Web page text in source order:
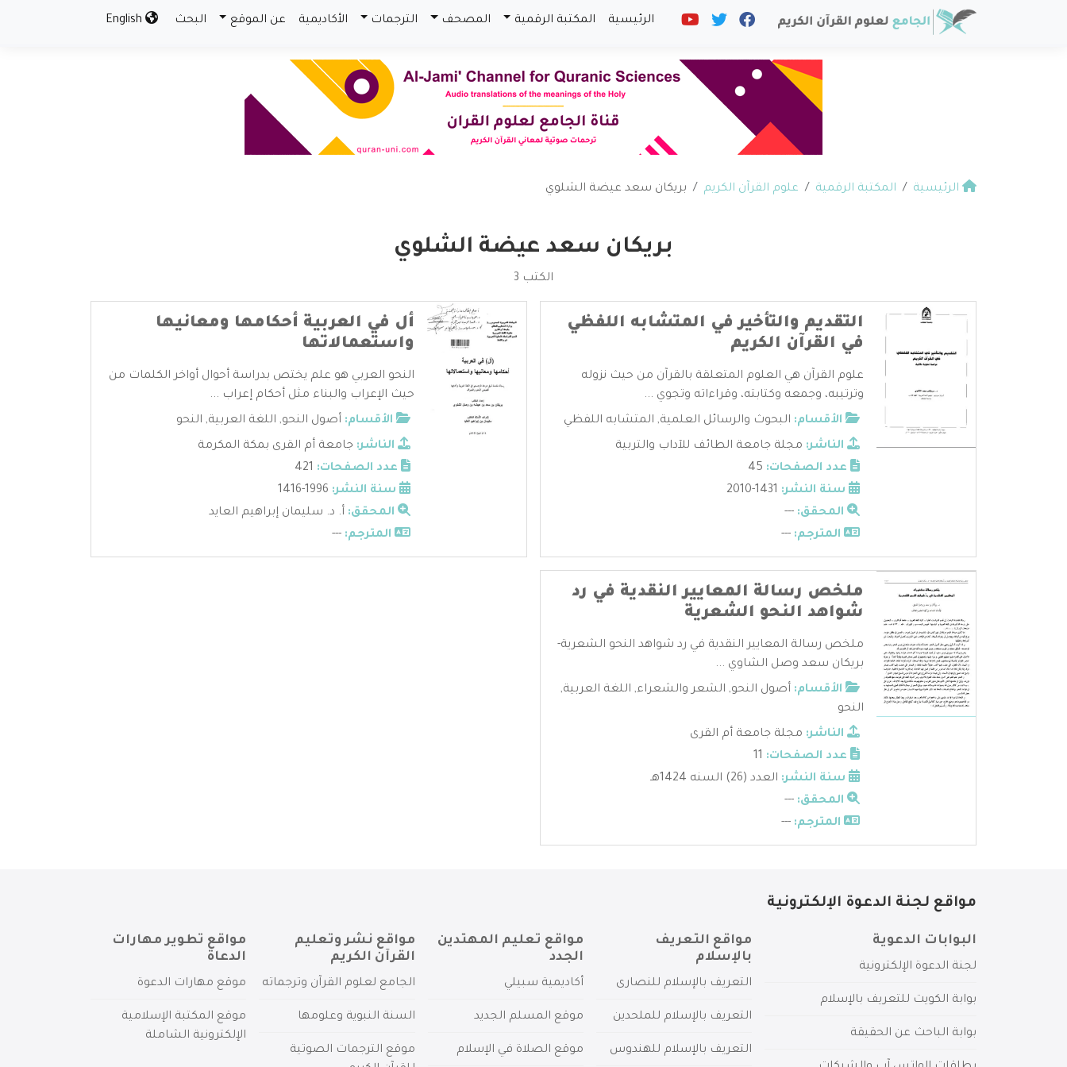
الرئيسية المكتبة الرقمية المصحف الترجمات الأكاديمية عن الموقع البحث
الرئيسية المكتبة الرقمية علوم القرآن الكريم بريكان سعد عيضة الشلوي
بريكان سعد عيضة الشلوي
الكتب 3
التقديم والتأخير في المتشابه اللفظي
في القرآن الكريم
علوم القرآن هي العلوم المتعلقة بالقرآن من حيث نزوله
وترتيبه، وجمعه وكتابته، وقراءاته وتجوي ...
الأقسام: البحوث والرسائل العلمية, المتشابه اللفظي
الناشر: مجلة جامعة الطائف للآداب والتربية
عدد الصفحات:
سنة النشر:
المحقق: ---
المترجم: ---
أل في العربية أحكامها ومعانيها
واستعمالاتها
النحو العربي هو علم يختص بدراسة أحوال أواخر الكلمات من
حيث الإعراب والبناء مثل أحكام إعراب ...
الأقسام: أصول النحو, اللغة العربية, النحو
الناشر: جامعة أم القرى بمكة المكرمة
عدد الصفحات:
سنة النشر:
المحقق: أ. د. سليمان إبراهيم العايد
المترجم: ---
ملخص رسالة المعايير النقدية في رد
شواهد النحو الشعرية
ملخص رسالة المعايير النقدية في رد شواهد النحو الشعرية-
بريكان سعد وصل الشاوي ...
الأقسام: أصول النحو, الشعر والشعراء, اللغة العربية,
النحو
الناشر: مجلة جامعة أم القرى
عدد الصفحات:
سنة النشر: العدد (26) السنه 1424هـ
المحقق: ---
المترجم: ---
مواقع لجنة الدعوة الإلكترونية
البوابات الدعوية
لجنة الدعوة الإلكترونية
بوابة الكويت للتعريف بالإسلام
بوابة الباحث عن الحقيقة
مواقع التعريف
بالإسلام
التعريف بالإسلام للنصارى
التعريف بالإسلام للملحدين
التعريف بالإسلام للهندوس
مواقع تعليم المهتدين
الجدد
أكاديمية سبيلي
موقع المسلم الجديد
موقع الصلاة في الإسلام
مواقع نشر وتعليم
القرآن الكريم
الجامع لعلوم القرآن وترجماته
السنة النبوية وعلومها
موقع الترجمات الصوتية
مواقع تطوير مهارات
الدعاة
موقع مهارات الدعوة
موقع المكتبة الإسلامية
الإلكترونية الشاملة